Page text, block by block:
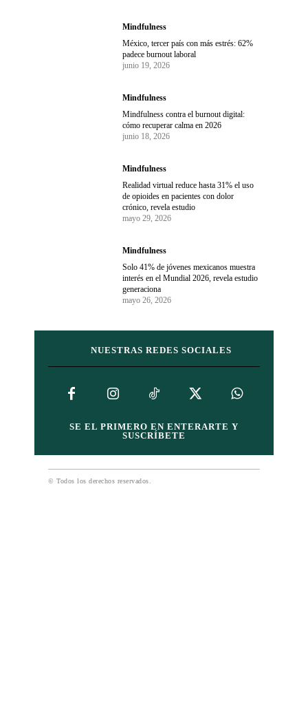
Mindfulness
México, tercer país con más estrés: 62%
padece burnout laboral
junio 19, 2026
Mindfulness
Mindfulness contra el burnout digital:
cómo recuperar calma en 2026
junio 18, 2026
Mindfulness
Realidad virtual reduce hasta 31% el uso
de opioides en pacientes con dolor
crónico, revela estudio
mayo 29, 2026
Mindfulness
Solo 41% de jóvenes mexicanos muestra
interés en el Mundial 2026, revela estudio
generaciona
mayo 26, 2026
NUESTRAS REDES SOCIALES
SE EL PRIMERO EN ENTERARTE Y
SUSCRÍBETE
© Todos los derechos reservados.